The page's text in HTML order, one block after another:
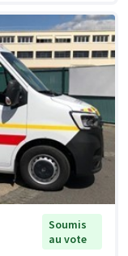
Soumis
au vote